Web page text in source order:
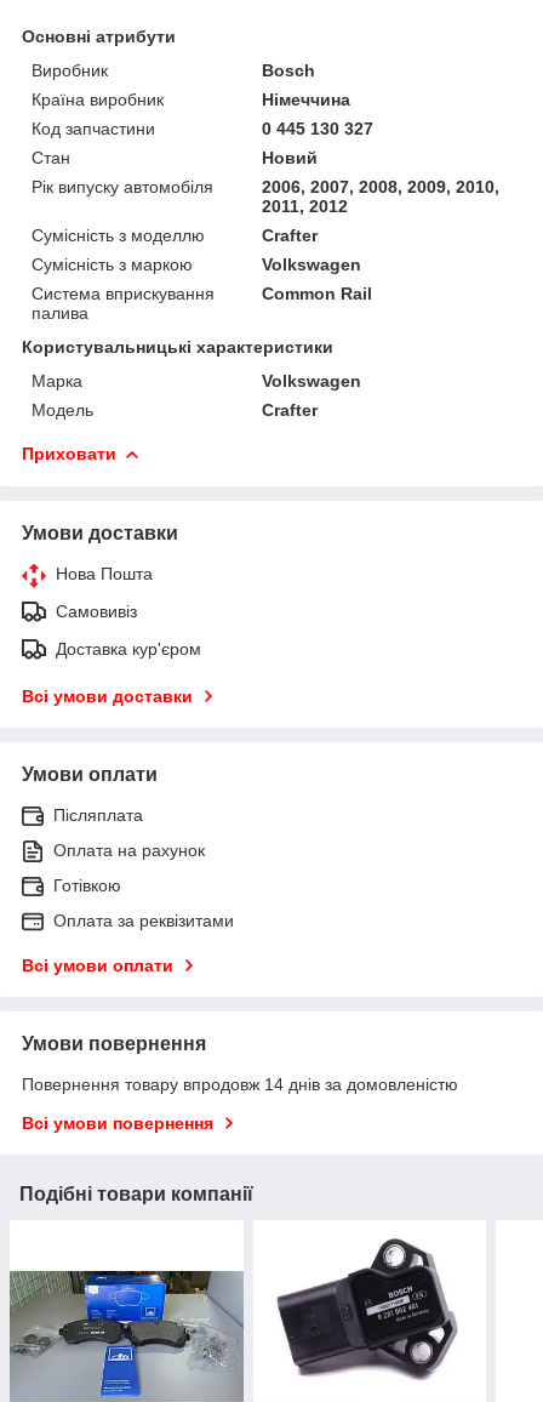
Основні атрибути
Виробник
Bosch
Країна виробник
Німеччина
Код запчастини
0 445 130 327
Стан
Новий
Рік випуску автомобіля
2006, 2007, 2008, 2009, 2010,
2011, 2012
Сумісність з моделлю
Crafter
Сумісність з маркою
Volkswagen
Система вприскування
палива
Common Rail
Користувальницькі характеристики
Марка
Volkswagen
Модель
Crafter
Приховати
Умови доставки
Нова Пошта
Самовивіз
Доставка кур'єром
Всі умови доставки
Умови оплати
Післяплата
Оплата на рахунок
Готівкою
Оплата за реквізитами
Всі умови оплати
Умови повернення
Повернення товару впродовж 14 днів за домовленістю
Всі умови повернення
Подібні товари компанії